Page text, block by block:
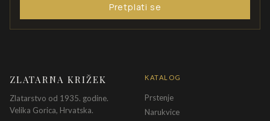
Pretplati se
ZLATARNA KRIŽEK
Zlatarstvo od 1935. godine.
Velika Gorica, Hrvatska.
KATALOG
Prstenje
Narukvice